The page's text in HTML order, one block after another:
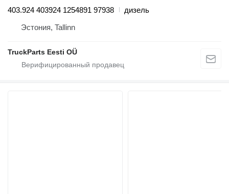
403.924 403924 1254891 97938
дизель
Эстония, Tallinn
TruckParts Eesti OÜ